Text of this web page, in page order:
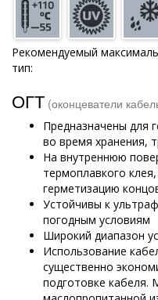
Рекомендуемый
тип:
ОГТ (оконцеватели
Предназначены для
во время хранения,
На внутреннюю
термоплавкого
герметизацию
Устойчивы к
погодным условиям
Широкий диапазон
Использование
существенно
подготовке